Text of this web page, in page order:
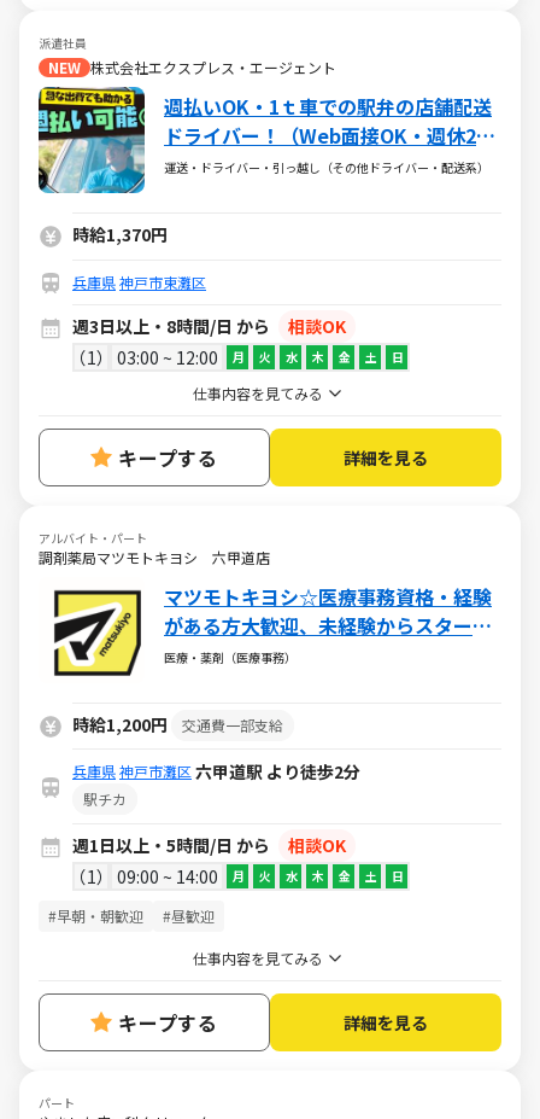
派遣社員
NEW 株式会社エクスプレス・エージェント
週払いOK・1ｔ車での駅弁の店舗配送
ドライバー！（Web面接OK・週休2
日）
運送・ドライバー・引っ越し（その他ドライバー・配送系）
時給1,370円
兵庫県神戸市東灘区
週3日以上・8時間/日 から
相談OK
1
03:00 ~ 12:00 月 火 水 木 金 土 日
仕事内容を見てみる
キープする 詳細を見る
アルバイト・パート
調剤薬局マツモトキヨシ 六甲道店
マツモトキヨシ☆医療事務資格・経験
がある方大歓迎、未経験からスタート
した仲間も多数活躍中！
医療・薬剤（医療事務）
時給1,200円 交通費一部支給
兵庫県神戸市灘区 六甲道駅 より徒歩2分
駅チカ
週1日以上・5時間/日 から
相談OK
1
09:00 ~ 14:00 月 火 水 木 金 土 日
#早朝・朝歓迎 #昼歓迎
仕事内容を見てみる
キープする 詳細を見る
パート